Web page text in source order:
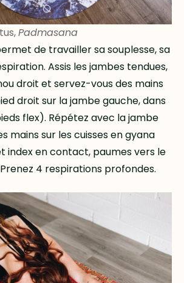
Padmasana
de travailler sa souplesse, sa
Assis les jambes tendues,
droit et servez-vous des mains
droit sur la jambe gauche, dans
flex). Répétez avec la jambe
mains sur les cuisses en gyana
index en contact, paumes vers le
4 respirations profondes.